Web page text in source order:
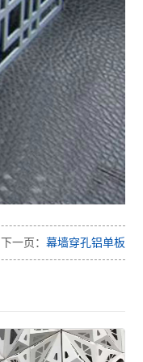
下一页： 幕墙穿孔铝单板